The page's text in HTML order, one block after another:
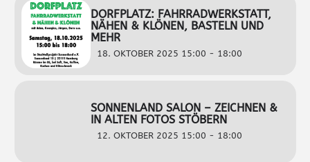
DORFPLATZ: FAHRRADWERKSTATT,
NÄHEN & KLÖNEN, BASTELN UND
MEHR
18. OKTOBER 2025 15:00 - 18:00
SONNENLAND SALON – ZEICHNEN &
IN ALTEN FOTOS STÖBERN
12. OKTOBER 2025 15:00 - 18:00